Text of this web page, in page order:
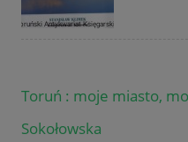
Toruń : moje miasto,
Sokołowska